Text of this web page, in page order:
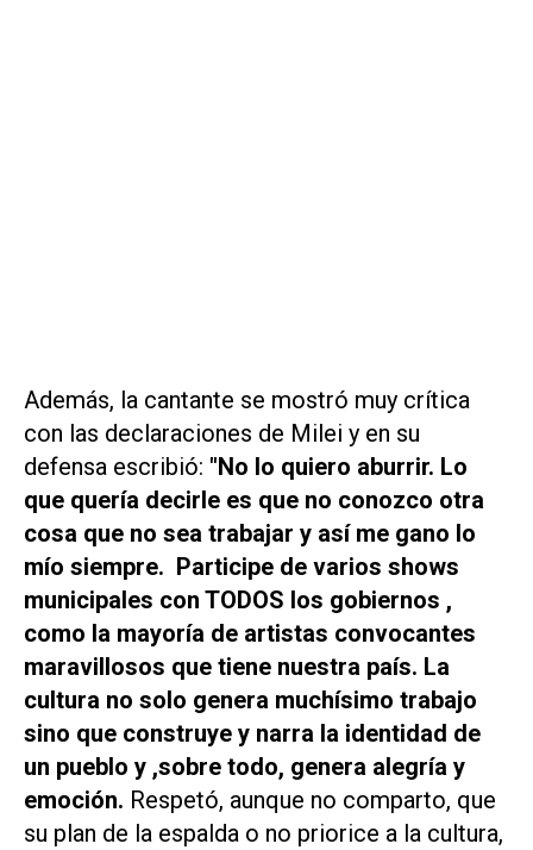
Además, la cantante se mostró muy crítica
con las declaraciones de Milei y en su
defensa escribió: "No lo quiero aburrir. Lo
que quería decirle es que no conozco otra
cosa que no sea trabajar y así me gano lo
mío siempre. Participe de varios shows
municipales con TODOS los gobiernos ,
como la mayoría de artistas convocantes
maravillosos que tiene nuestra país. La
cultura no solo genera muchísimo trabajo
sino que construye y narra la identidad de
un pueblo y ,sobre todo, genera alegría y
emoción. Respetó, aunque no comparto, que
su plan de la espalda o no priorice a la cultura,